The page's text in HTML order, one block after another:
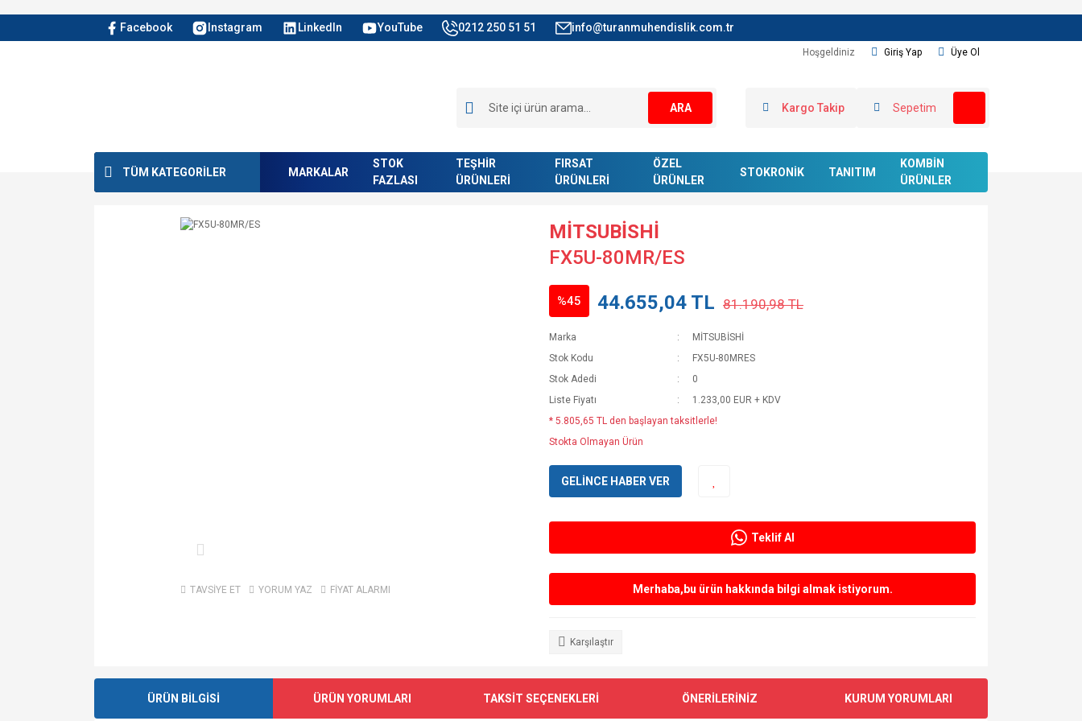
Facebook Instagram LinkedIn YouTube 0212 250 51 51 info@turanmuhendislik.com.tr
Hoşgeldiniz Giriş Yap Üye Ol
ARA Kargo Takip Sepetim
TÜM KATEGORİLER MARKALAR
STOK
FAZLASI
TEŞHİR
ÜRÜNLERİ
FIRSAT
ÜRÜNLERİ
ÖZEL
ÜRÜNLER
STOKRONİK TANITIM
KOMBİN
ÜRÜNLER
TAVSİYE ET YORUM YAZ FİYAT ALARMI
MİTSUBİSHİ
FX5U-80MR/ES
%45 44.655,04 TL 81.190,98 TL
Marka
MİTSUBİSHİ
Stok Kodu
FX5U-80MRES
Stok Adedi
0
Liste Fiyatı
1.233,00 EUR + KDV
* 5.805,65 TL den başlayan taksitlerle!
Stokta Olmayan Ürün
GELİNCE HABER VER
Teklif Al
Merhaba,bu ürün hakkında bilgi almak istiyorum.
Karşılaştır
ÜRÜN BİLGİSİ ÜRÜN YORUMLARI TAKSİT SEÇENEKLERİ ÖNERİLERİNİZ KURUM YORUMLARI